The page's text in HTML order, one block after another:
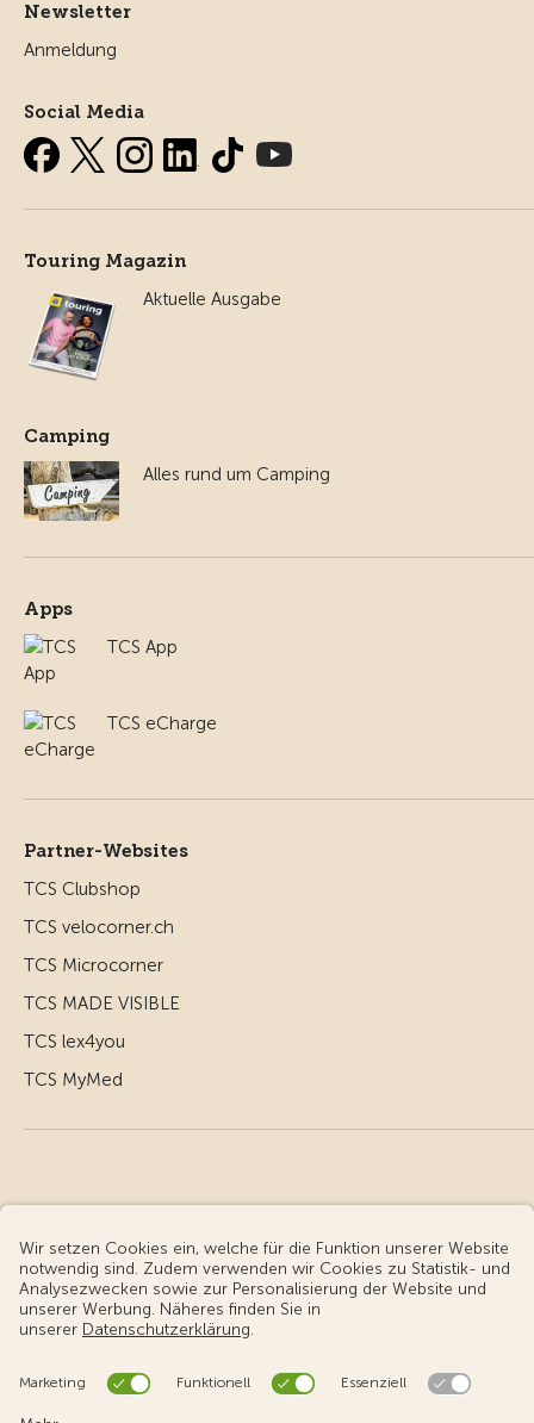
Newsletter
Anmeldung
Social Media
Touring Magazin
Aktuelle Ausgabe
Camping
Alles rund um Camping
Apps
TCS App
TCS eCharge
Partner-Websites
TCS Clubshop
TCS velocorner.ch
TCS Microcorner
TCS MADE VISIBLE
TCS lex4you
TCS MyMed
© Touring Club Schweiz
Benutzungsbedingungen - rechtliche Informationen